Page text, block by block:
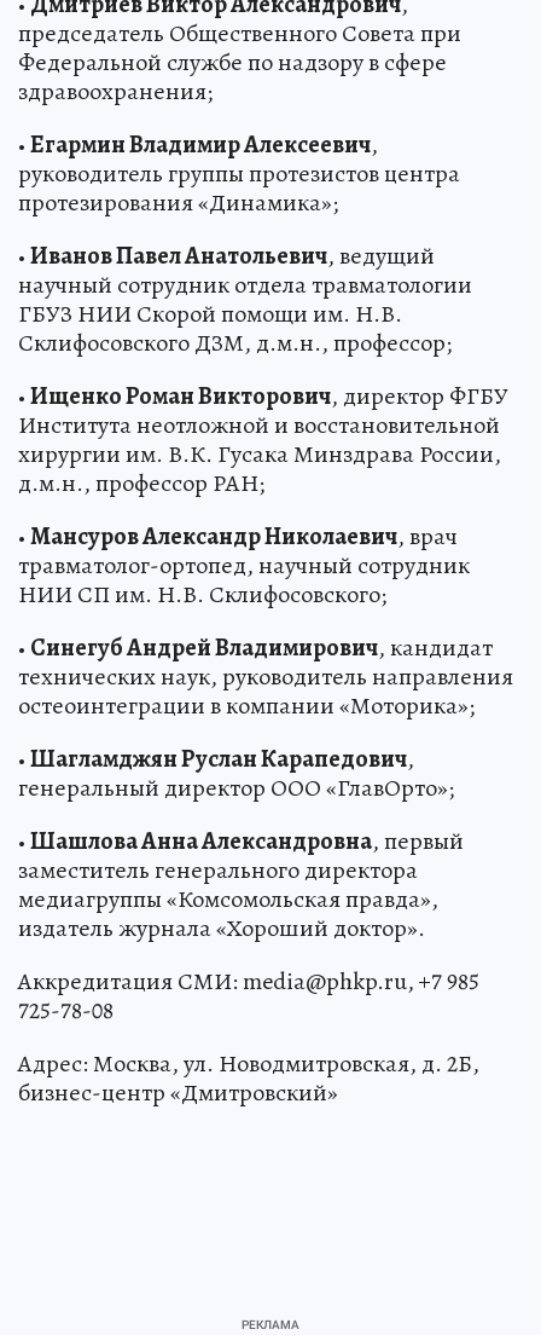
председатель Общественного Совета при
Федеральной службе по надзору в сфере
здравоохранения;
•Егармин Владимир Алексеевич,
руководитель группы протезистов центра
протезирования «Динамика»;
•Иванов Павел Анатольевич, ведущий
научный сотрудник отдела травматологии
ГБУЗ НИИ Скорой помощи им. Н.В.
Склифосовского ДЗМ, д.м.н., профессор;
•Ищенко Роман Викторович, директор ФГБУ
Института неотложной и восстановительной
хирургии им. В.К. Гусака Минздрава России,
д.м.н., профессор РАН;
•Мансуров Александр Николаевич, врач
травматолог-ортопед, научный сотрудник
НИИ СП им. Н.В. Склифосовского;
• Синегуб Андрей Владимирович, кандидат
технических наук, руководитель направления
остеоинтеграции в компании «Моторика»;
•Шагламджян Руслан Карапедович,
генеральный директор ООО «ГлавОрто»;
•Шашлова Анна Александровна, первый
заместитель генерального директора
медиагруппы «Комсомольская правда»,
издатель журнала «Хороший доктор».
Аккредитация СМИ: media@phkp.ru, +7 985
725-78-08
Адрес: Москва, ул. Новодмитровская, д. 2Б,
бизнес-центр «Дмитровский»